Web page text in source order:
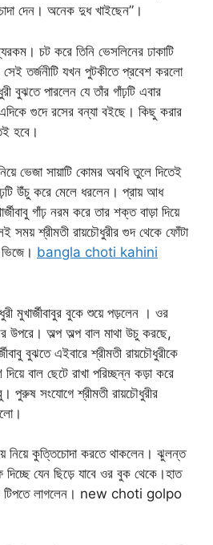
দেন। অনেক দুধ খাইছেন”।
চট করে তিনি ভেসলিনের ঢাকাটি
সেই তর্জনীটি যখন পুটকীতে প্রবেশ করলো
বুঝতে পারলেন যে তাঁর গাঁঢ়টি এবার
এদিকে গুদে রসের বন্যা বইছে। কিছু করার
হবে।
ভেজা সায়াটি কোমর অবধি তুলে দিতেই
উঁচু করে মেলে ধরলেন। প্রায় আধ
গাঁঢ় নরম করে তার শক্ত বাড়া দিয়ে
সময় শ্রীমতী রায়চৌধুরীর গুদ থেকে ফোঁটা
bangla choti kahini
মুখার্জীবাবুর বুকে শুয়ে পড়লেন । ওর
উপরে। অল্প অল্প বাল মাথা উচু করছে,
বুঝতে এইবারে শ্রীমতী রায়চৌধুরীকে
বাল ছেটে রাখা পরিচ্ছন্ন কড়া করে
পুরুষ সংযোগে শ্রীমতী রায়চৌধুরীর
নিয়ে কুত্তিচোদা করতে থাকলেন। ঝুলন্ত
যেন ছিড়ে যাবে ওর বুক থেকে।হাত
টিপতে লাগলেন। new choti golpo